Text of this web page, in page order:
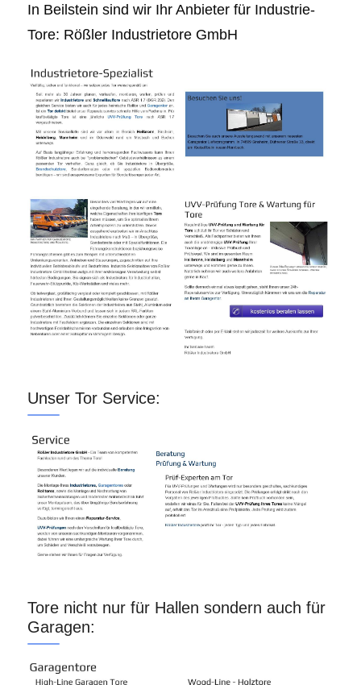
In Beilstein sind wir Ihr Anbieter für Industrie-
Tore: Rößler Industrietore GmbH
Unser Tor Service:
Tore nicht nur für Hallen sondern auch für
Garagen: